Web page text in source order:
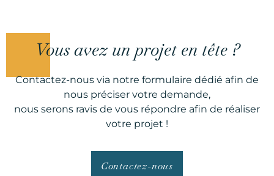
Vous avez un projet en tête ?
Contactez-nous via notre formulaire dédié afin de
nous préciser votre demande,
nous serons ravis de vous répondre afin de réaliser
votre projet !
Contactez-nous